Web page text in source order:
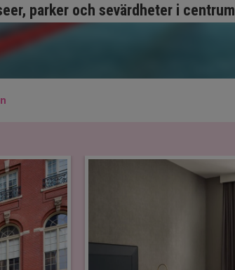
parker och sevärdheter i